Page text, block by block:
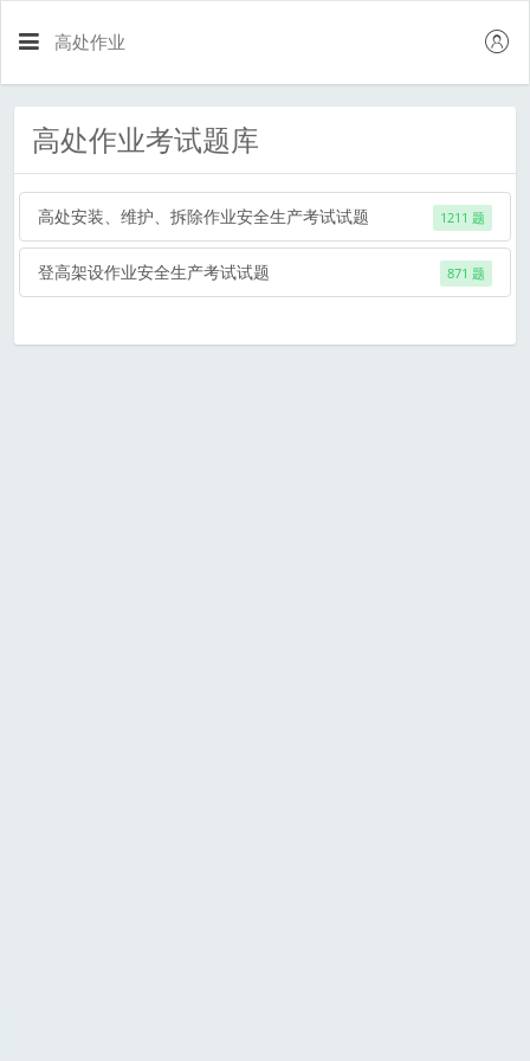
高处作业
高处作业考试题库
高处安装、维护、拆除作业安全生产考试试题 1211 题
登高架设作业安全生产考试试题 871 题